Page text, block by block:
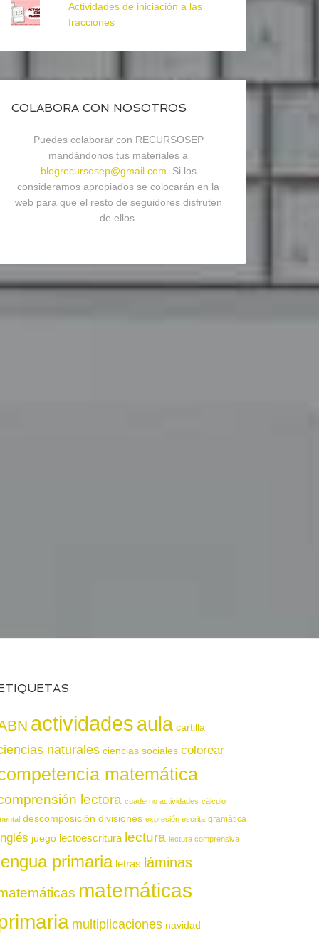
Actividades de iniciación a las
fracciones
COLABORA CON NOSOTROS
Puedes colaborar con RECURSOSEP
mandándonos tus materiales a
blogrecursosep@gmail.com . Si los
consideramos apropiados se colocarán en la
web para que el resto de seguidores disfruten
de ellos.
actividadesaula cartilla
naturales ciencias sociales colorear
matemática
lectora cuaderno actividades cálculo
descomposición divisiones expresión escrita gramática
juego lectoescritura lectura lectura comprensiva
primaria letras láminas
matemáticas
multiplicaciones navidad